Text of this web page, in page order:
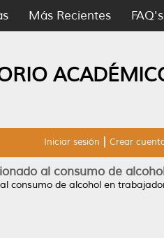
Más Recientes FAQ's
Iniciar sesión Crear
al consumo de
consumo de alcohol en